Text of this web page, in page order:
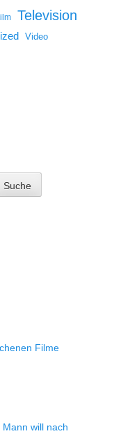
Television
Video
Suche
Filme
will nach